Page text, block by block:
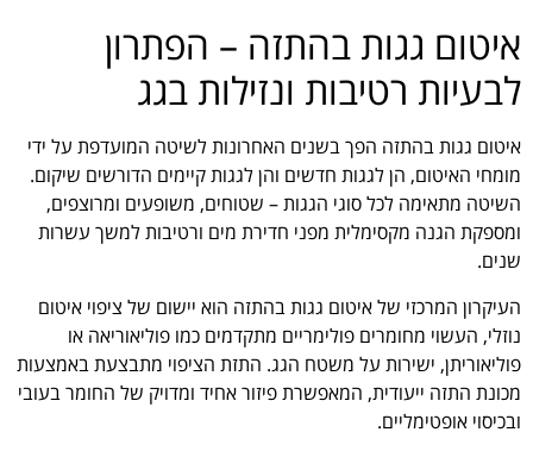
איטום גגות בהתזה – הפתרון
לבעיות רטיבות ונזילות בגג
איטום גגות בהתזה הפך בשנים האחרונות לשיטה המועדפת על ידי
מומחי האיטום, הן לגגות חדשים והן לגגות קיימים הדורשים שיקום.
השיטה מתאימה לכל סוגי הגגות – שטוחים, משופעים ומרוצפים,
ומספקת הגנה מקסימלית מפני חדירת מים ורטיבות למשך עשרות
שנים.
העיקרון המרכזי של איטום גגות בהתזה הוא יישום של ציפוי איטום
נוזלי, העשוי מחומרים פולימריים מתקדמים כמו פוליאוריאה או
פוליאוריתן, ישירות על משטח הגג. התזת הציפוי מתבצעת באמצעות
מכונת התזה ייעודית, המאפשרת פיזור אחיד ומדויק של החומר בעובי
ובכיסוי אופטימליים.